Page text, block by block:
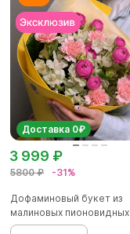
Доставка 0₽
5800 ₽ -31%
3 999 ₽
Дофаминовый букет из
малиновых пионовидных
кустовых роз...